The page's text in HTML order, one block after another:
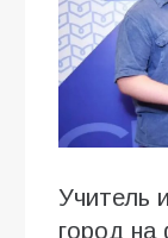
Учитель
город